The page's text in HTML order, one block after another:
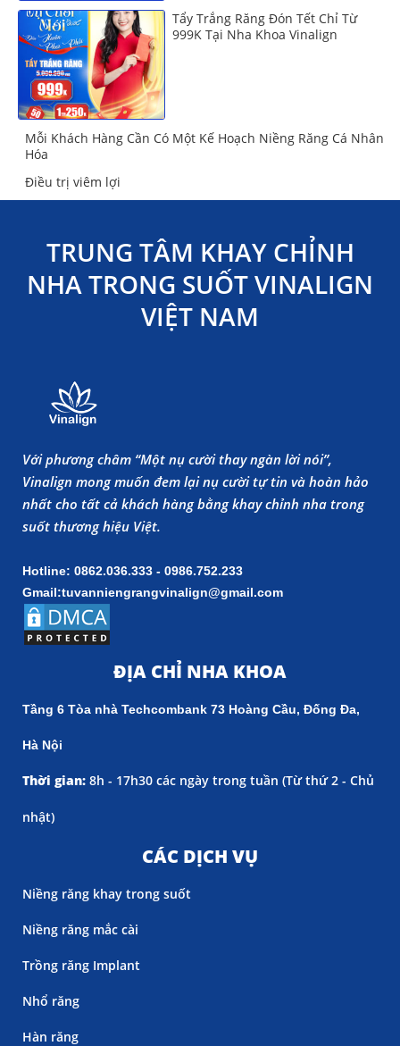
Tẩy Trắng Răng Đón Tết Chỉ Từ
999K Tại Nha Khoa Vinalign
Mỗi Khách Hàng Cần Có Một Kế Hoạch Niềng Răng Cá Nhân
Hóa
Điều trị viêm lợi
TRUNG TÂM KHAY CHỈNH
NHA TRONG SUỐT VINALIGN
VIỆT NAM
Với phương châm “Một nụ cười thay ngàn lời nói”,
Vinalign mong muốn đem lại nụ cười tự tin và hoàn hảo
nhất cho tất cả khách hàng bằng khay chỉnh nha trong
suốt thương hiệu Việt.
Hotline: 0862.036.333 - 0986.752.233
Gmail:tuvanniengrangvinalign@gmail.com
ĐỊA CHỈ NHA KHOA
Tầng 6 Tòa nhà Techcombank 73 Hoàng Cầu, Đống Đa,
Hà Nội
Thời gian: 8h - 17h30 các ngày trong tuần (Từ thứ 2 - Chủ
nhật)
CÁC DỊCH VỤ
Niềng răng khay trong suốt
Niềng răng mắc cài
Trồng răng Implant
Nhổ răng
Hàn răng